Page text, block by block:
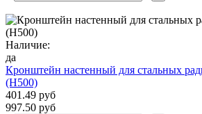
Наличие:
да
Кронштейн настенный для стальных
(H500)
401.49 руб
997.50 руб